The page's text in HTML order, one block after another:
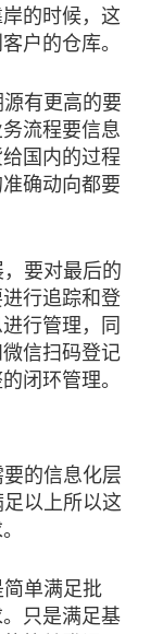
的时候，这
户的仓库。
有更高的要
流程要信息
国内的过程
确动向都要
，要对最后的
行追踪和登
行管理， 同
信扫码登记
闭环管理。
的信息化层
以上所以这
单满足批
只是满足基